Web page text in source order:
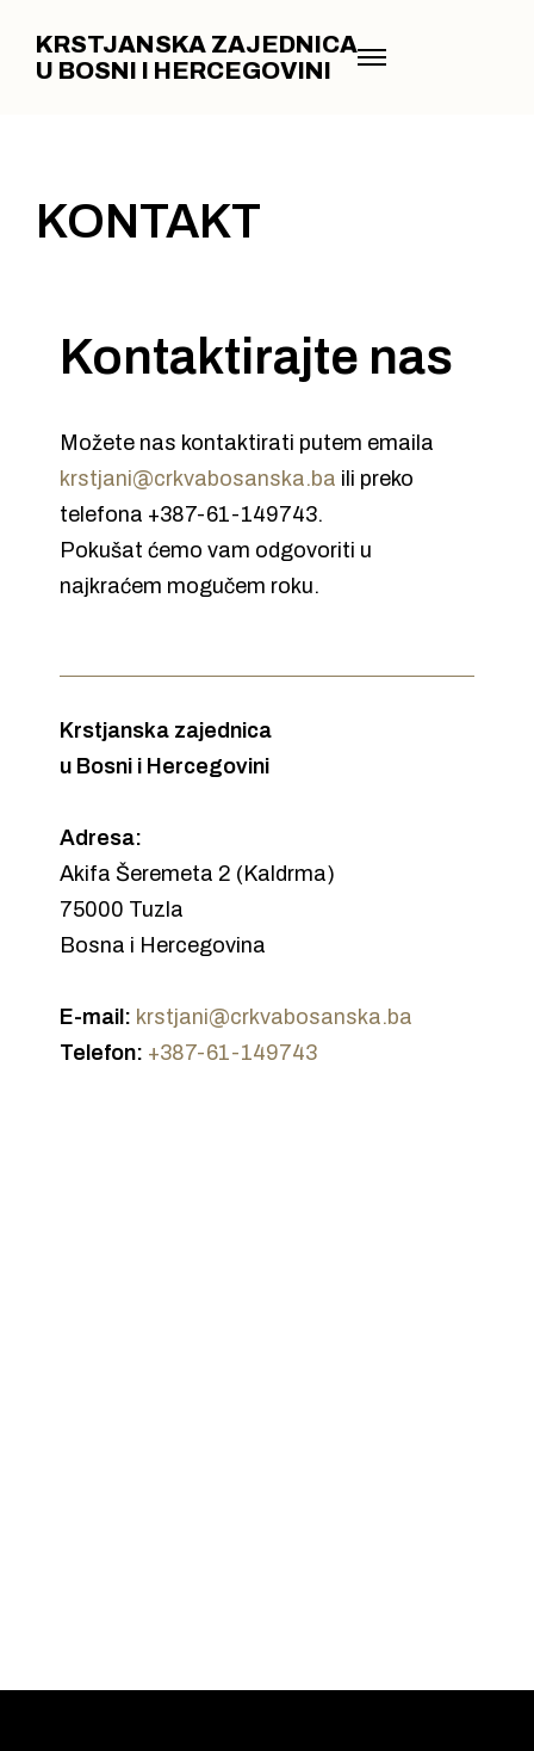
KRSTJANSKA ZAJEDNICA
U BOSNI I HERCEGOVINI
KONTAKT
Kontaktirajte nas
Možete nas kontaktirati putem emaila
krstjani@crkvabosanska.ba ili preko
telefona +387-61-149743.
Pokušat ćemo vam odgovoriti u
najkraćem mogučem roku.
Krstjanska zajednica
u Bosni i Hercegovini
Adresa:
Akifa Šeremeta 2 (Kaldrma)
75000 Tuzla
Bosna i Hercegovina
E-mail: krstjani@crkvabosanska.ba
Telefon: +387-61-149743